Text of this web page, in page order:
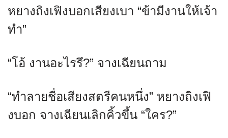
หยางถิงเฟิงบอกเสียงเบา “ข้ามีงานให้เจ้า
ทำ”
“โอ้ งานอะไรรึ?” จางเฉียนถาม
“ทำลายชื่อเสียงสตรีคนหนึ่ง” หยางถิงเฟิ
งบอก จางเฉียนเลิกคิ้วขึ้น “ใคร?”